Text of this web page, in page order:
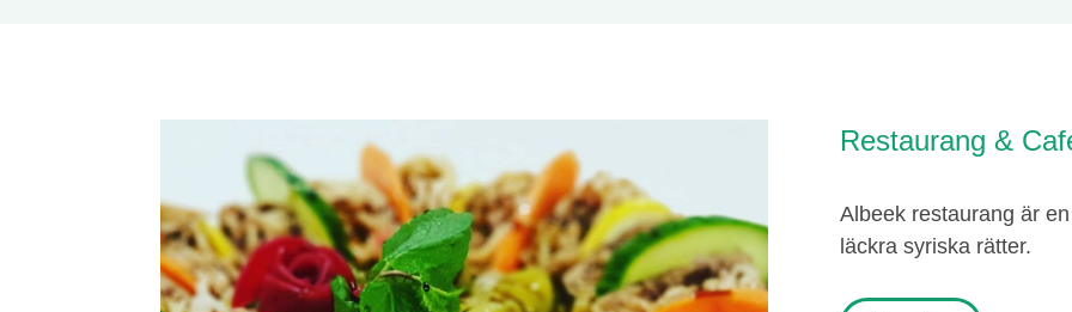
Restaurang &
Albeek restaurang är
läckra syriska rätter.